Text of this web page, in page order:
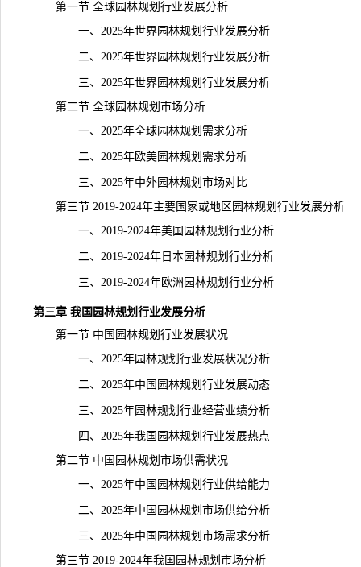
第一节 全球园林规划行业发展分析
一、2025年世界园林规划行业发展分析
二、2025年世界园林规划行业发展分析
三、2025年世界园林规划行业发展分析
第二节 全球园林规划市场分析
一、2025年全球园林规划需求分析
二、2025年欧美园林规划需求分析
三、2025年中外园林规划市场对比
第三节 2019-2024年主要国家或地区园林规划行业发展分析
一、2019-2024年美国园林规划行业分析
二、2019-2024年日本园林规划行业分析
三、2019-2024年欧洲园林规划行业分析
第三章 我国园林规划行业发展分析
第一节 中国园林规划行业发展状况
一、2025年园林规划行业发展状况分析
二、2025年中国园林规划行业发展动态
三、2025年园林规划行业经营业绩分析
四、2025年我国园林规划行业发展热点
第二节 中国园林规划市场供需状况
一、2025年中国园林规划行业供给能力
二、2025年中国园林规划市场供给分析
三、2025年中国园林规划市场需求分析
第三节 2019-2024年我国园林规划市场分析